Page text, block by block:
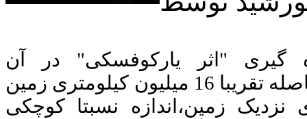
گیری "اثر یارکوفسکی" در آن
شدند،"گالفکا" نام دارد. سیارک "گالفکا" در فاصله تقریبا 16 میلیون کیلومتری زمین
زمین،اندازه نسبتا کوچکی